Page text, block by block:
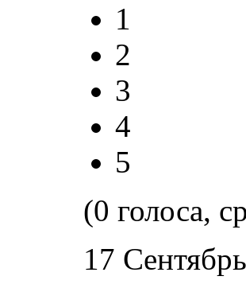
1
2
3
4
5
(0 голоса,
17